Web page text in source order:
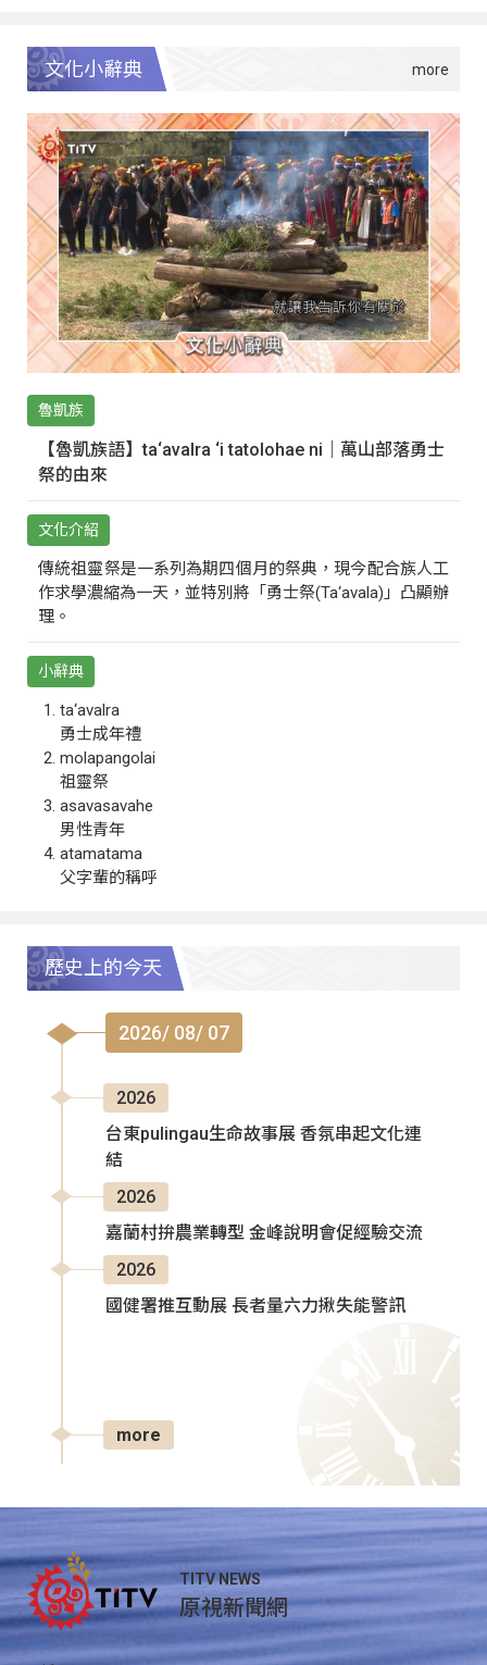
文化小辭典
魯凱族
【魯凱族語】ta‘avalra ‘i tatolohae ni｜萬山部落勇士
祭的由來
文化介紹
傳統祖靈祭是一系列為期四個月的祭典，現今配合族人工
作求學濃縮為一天，並特別將「勇士祭(Ta‘avala)」凸顯辦
理。
小辭典
ta‘avalra
勇士成年禮
molapangolai
祖靈祭
asavasavahe
男性青年
atamatama
父字輩的稱呼
歷史上的今天
2026/ 08/ 07
2026
台東pulingau生命故事展 香氛串起文化連
結
2026
嘉蘭村拚農業轉型 金峰說明會促經驗交流
2026
國健署推互動展 長者量六力揪失能警訊
more
TITV NEWS
原視新聞網